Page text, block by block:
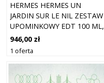
HERMES HERMES UN
JARDIN SUR LE NIL ZESTAW
UPOMINKOWY EDT 100 ML,
MYDŁO W KOSTCE 50 G I
MINI EDT 7,5 ML
946,00 zł
1 oferta